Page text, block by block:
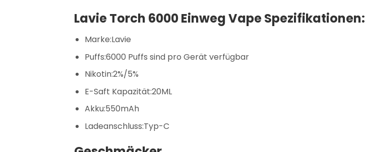
Lavie Torch 6000 Einweg Vape Spezifikationen:
Marke:Lavie
Puffs:6000 Puffs sind pro Gerät verfügbar
Nikotin:2%/5%
E-Saft Kapazität:20ML
Akku:550mAh
Ladeanschluss:Typ-C